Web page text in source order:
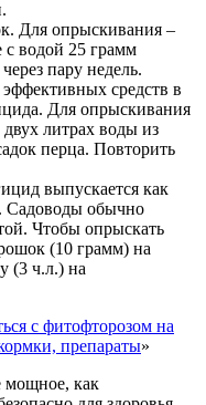
Для опрыскивания –
с водой 25 грамм
пару недель.
средств в
Для опрыскивания
литрах воды из
перца. Повторить
выпускается как
Садоводы обычно
Чтобы опрыскать
(10 грамм) на
(3 ч.л.) на
с фитофторозом на
препараты»
мощное, как